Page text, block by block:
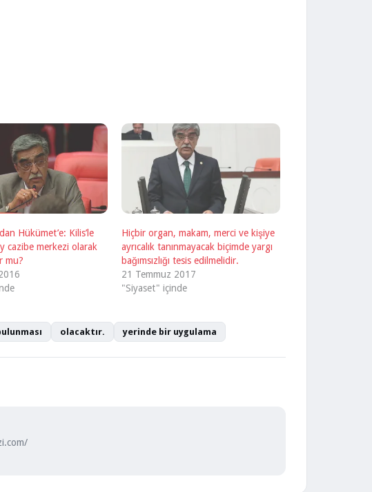
Hükümet’e: Kilis’le
cazibe merkezi olarak
mu?
Hiçbir organ, makam, merci ve kişiye
ayrıcalık tanınmayacak biçimde yargı
bağımsızlığı tesis edilmelidir.
21 Temmuz 2017
"Siyaset" içinde
olacaktır. yerinde bir uygulama